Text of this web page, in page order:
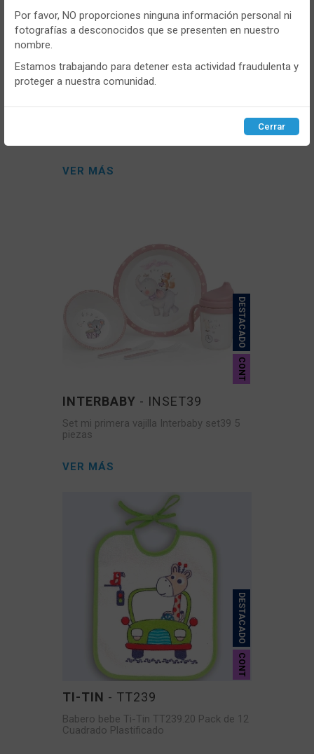
DESTACADO
CONT
INTERBABY- INSET38
VER MÁS
DESTACADO
CONT
INTERBABY - INSET39
Set mi primera vajilla Interbaby set39 5
piezas
VER MÁS
DESTACADO
CONT
TI-TIN - TT239
Babero bebe Ti-Tin TT239.20 Pack de 12
Cuadrado Plastificado
gustos y preferencias.
Puedesconfigurary aceptar el uso de cookies a tu gusto.
Para obtener más información visita nuestra
cookies .
Configurar Rechazar ACEPTAR
Por favor, NO proporciones ninguna información personal ni
fotografías a desconocidos que se presenten en nuestro
nombre.
Estamos trabajando para detener esta actividad fraudulenta y
proteger a nuestra comunidad.
Cerrar